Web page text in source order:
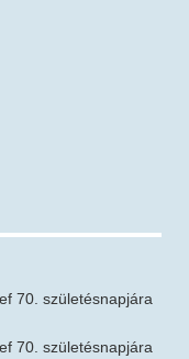
70. születésnapjára
70. születésnapjára